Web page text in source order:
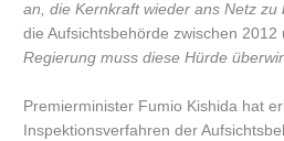
an, die Kernkraft wieder ans Netz zu
die Aufsichtsbehörde zwischen
Regierung muss diese Hürde
Premierminister Fumio Kishida hat
Inspektionsverfahren der